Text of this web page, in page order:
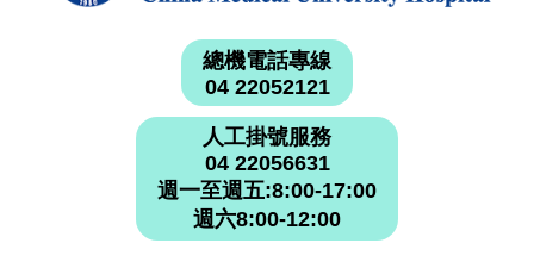
總機電話專線
04 22052121
人工掛號服務
04 22056631
週一至週五:8:00-17:00
週六8:00-12:00